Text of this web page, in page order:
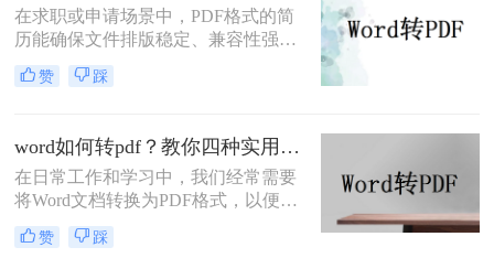
在求职或申请场景中，PDF格式的简
历能确保文件排版稳定、兼容性强，
避免因不同设备或软件打开导致格式
错乱。那么简历word怎么转换成pdf
高效完成转换并提升简历的专业性。
赞 踩
word如何转pdf？教你四种实用的转PDF方法！
在日常工作和学习中，我们经常需要
将Word文档转换为PDF格式，以便更
好地保存、分享和打印文件。PDF格
式具有跨平台兼容性好、不易被篡改
赞 踩